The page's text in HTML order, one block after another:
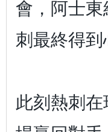
會，阿士
刺最終得到
此刻熱刺